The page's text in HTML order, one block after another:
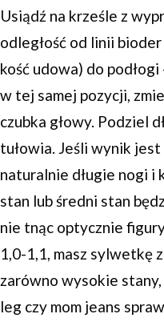
Usiądź na krześle z
odległość od linii
kość udowa) do
w tej samej pozycji,
czubka głowy. Podziel
tułowia. Jeśli wynik jest
naturalnie długie nogi
stan lub średni stan
nie tnąc optycznie
1,0-1,1, masz sylwetkę
zarówno wysokie
leg czy mom jeans